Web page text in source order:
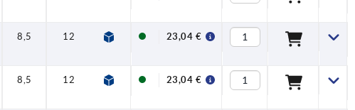
8,5 12 20 20
23,04 €
8,5 12 20 20
23,04 €